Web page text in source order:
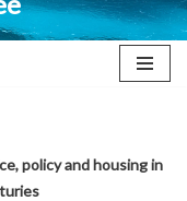
policy and housing in